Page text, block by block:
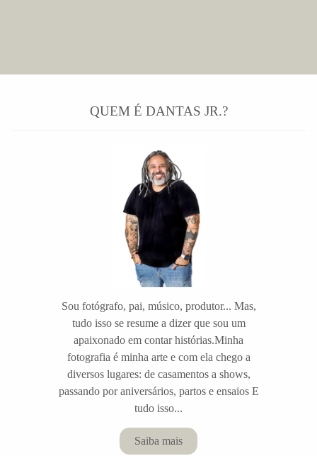
QUEM É DANTAS JR.?
Sou fotógrafo, pai, músico, produtor... Mas,
tudo isso se resume a dizer que sou um
apaixonado em contar histórias.Minha
fotografia é minha arte e com ela chego a
diversos lugares: de casamentos a shows,
passando por aniversários, partos e ensaios E
tudo isso...
Saiba mais